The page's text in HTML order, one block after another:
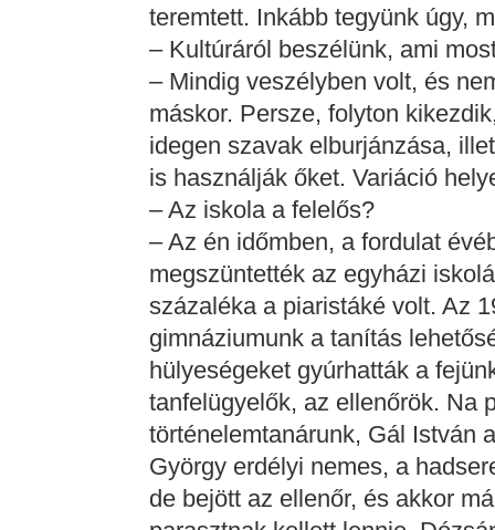
teremtett. Inkább tegyünk úgy,
– Kultúráról beszélünk, ami
– Mindig veszélyben volt, és
máskor. Persze, folyton
idegen szavak elburjánzása,
is használják őket. Variáció
– Az iskola a felelős?
– Az én időmben, a fordulat
megszüntették az egyházi
százaléka a piaristáké volt. Az
gimnáziumunk a tanítás
hülyeségeket gyúrhatták a
tanfelügyelők, az ellenőrök. Na
történelemtanárunk, Gál István
György erdélyi nemes, a
de bejött az ellenőr, és akkor